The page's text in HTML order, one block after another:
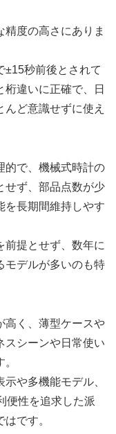
精度の高さにありま
±15秒前後とされて
違いに正確で、日
ど意識せずに使え
的で、機械式時計の
せず、部品点数が少
を長期間維持しやす
前提とせず、数年に
モデルが多いのも特
高く、薄型ケースや
スシーンや日常使い
や多機能モデル、
便性を追求した派
です。